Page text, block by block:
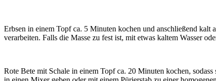
Erbsen in einem Topf ca. 5 Minuten kochen und anschließend kalt
verarbeiten. Falls die Masse zu fest ist, mit etwas kaltem Wasser
Rote Bete mit Schale in einem Topf ca. 20 Minuten kochen,